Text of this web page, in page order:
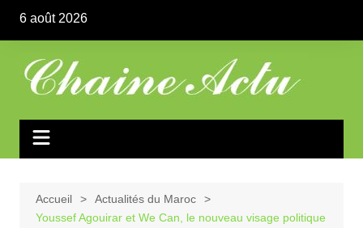
contenu
6 août 2026
Accueil
Actualités du Maroc
Youssef Agouirar et We Can, le nouveau visage politique